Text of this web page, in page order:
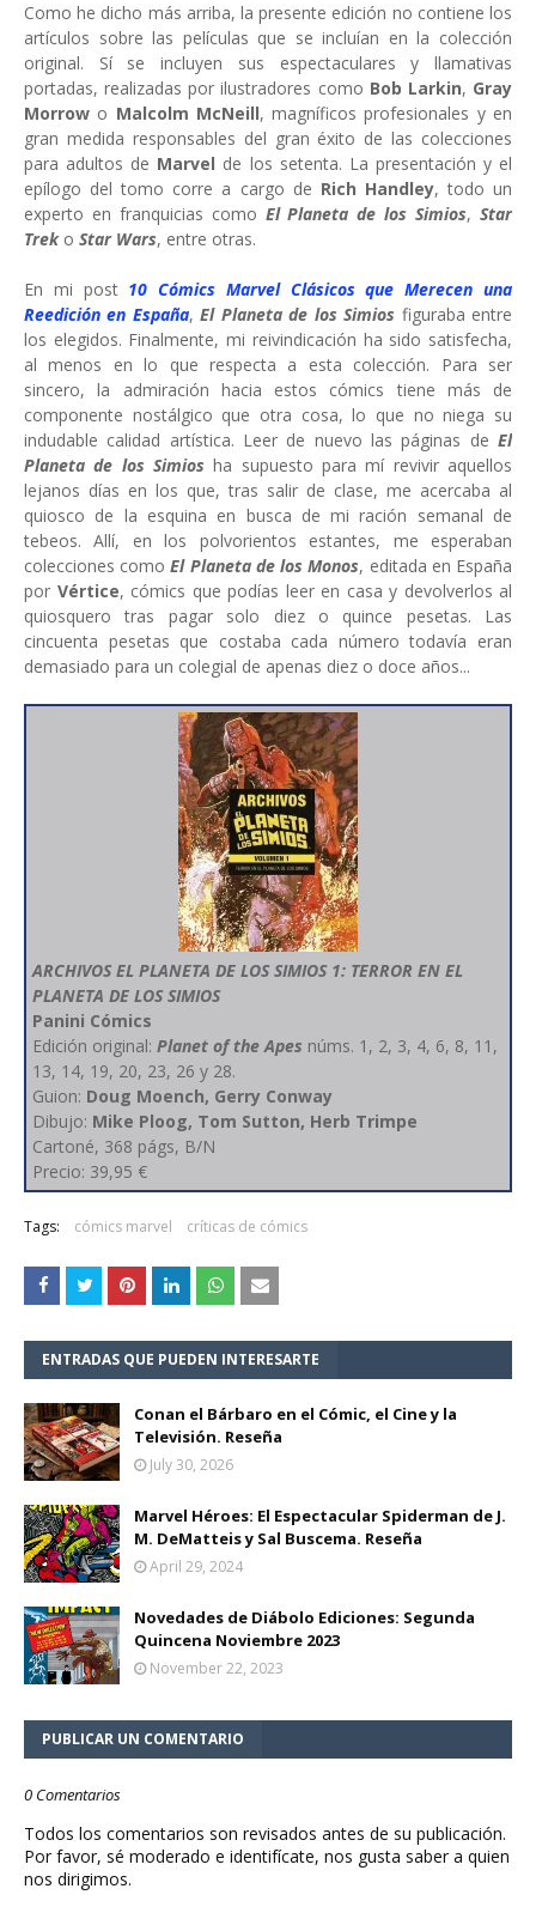
Como he dicho más arriba, la presente edición no contiene los
artículos sobre las películas que se incluían en la colección
original. Sí se incluyen sus espectaculares y llamativas
portadas, realizadas por ilustradores como Bob Larkin, Gray
Morrow o Malcolm McNeill, magníficos profesionales y en
gran medida responsables del gran éxito de las colecciones
para adultos de Marvel de los setenta. La presentación y el
epílogo del tomo corre a cargo de Rich Handley, todo un
experto en franquicias como El Planeta de los Simios,Star
Trek o Star Wars, entre otras.
En mi post 10 Cómics Marvel Clásicos que Merecen una
Reedición en España,El Planeta de los Simios figuraba entre
los elegidos. Finalmente, mi reivindicación ha sido satisfecha,
al menos en lo que respecta a esta colección. Para ser
sincero, la admiración hacia estos cómics tiene más de
componente nostálgico que otra cosa, lo que no niega su
indudable calidad artística. Leer de nuevo las páginas de El
Planeta de los Simiosha supuesto para mí revivir aquellos
lejanos días en los que, tras salir de clase, me acercaba al
quiosco de la esquina en busca de mi ración semanal de
tebeos. Allí, en los polvorientos estantes, me esperaban
colecciones como El Planeta de los Monos, editada en España
por Vértice, cómics que podías leer en casa y devolverlos al
quiosquero tras pagar solo diez o quince pesetas. Las
cincuenta pesetas que costaba cada número todavía eran
demasiado para un colegial de apenas diez o doce años...
ARCHIVOS EL PLANETA DE LOS SIMIOS 1: TERROR EN EL
PLANETA DE LOS SIMIOS
Panini Cómics
Edición original: Planet of the Apes núms. 1, 2, 3, 4, 6, 8, 11,
13, 14, 19, 20, 23, 26 y 28.
Guion: Doug Moench, Gerry Conway
Dibujo: Mike Ploog, Tom Sutton, Herb Trimpe
Cartoné, 368 págs, B/N
Precio: 39,95 €
Tags: cómics marvel críticas de cómics
ENTRADAS QUE PUEDEN INTERESARTE
Conan el Bárbaro en el Cómic, el Cine y la
Televisión. Reseña
July 30, 2026
Marvel Héroes: El Espectacular Spiderman de J.
M. DeMatteis y Sal Buscema. Reseña
April 29, 2024
Novedades de Diábolo Ediciones: Segunda
Quincena Noviembre 2023
November 22, 2023
PUBLICAR UN COMENTARIO
0 Comentarios
Todos los comentarios son revisados antes de su publicación.
Por favor, sé moderado e identifícate, nos gusta saber a quien
nos dirigimos.